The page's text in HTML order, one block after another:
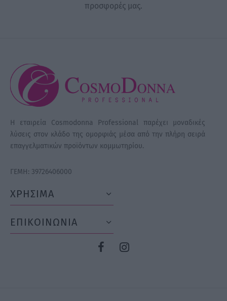
προσφορές μας.
Η εταιρεία Cosmodonna Professional παρέχει μοναδικές
λύσεις στον κλάδο της ομορφιάς μέσα από την πλήρη σειρά
επαγγελματικών προϊόντων κομμωτηρίου.
ΓΕΜΗ: 39726406000
ΧΡΗΣΙΜΑ
ΕΠΙΚΟΙΝΩΝΙΑ